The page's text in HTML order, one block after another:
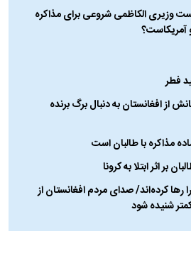
وزیری الکاظمی شروعی برای مذاکره
آمریکاست؟
فطر
از افغانستان به دنبال برگ برنده
مذاکره با طالبان است
بر اثر ابتلا به کرونا
رها کرده‌اند/ صدای مردم افغانستان از
شنیده شود